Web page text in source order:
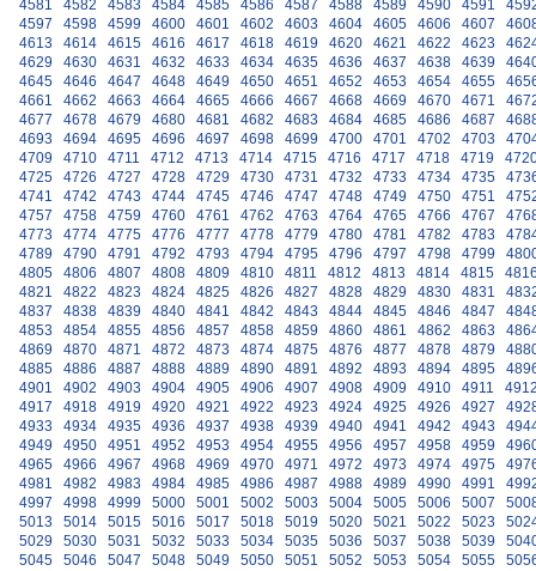
4581 4582 4583 4584 4585 4586 4587 4588 4589 4590 4591
4597
4598 4599 4600 4601 4602 4603 4604 4605 4606 4607
4613
4614 4615 4616 4617 4618 4619 4620 4621 4622 4623
4629
4630 4631 4632 4633 4634 4635 4636 4637 4638 4639
4645
4646 4647 4648 4649 4650 4651 4652 4653 4654 4655
4661
4662 4663 4664 4665 4666 4667 4668 4669 4670 4671
4677
4678 4679 4680 4681 4682 4683 4684 4685 4686 4687
4693
4694 4695 4696 4697 4698 4699 4700 4701 4702 4703
4709
4710 4711 4712 4713 4714 4715 4716 4717 4718 4719
4725
4726 4727 4728 4729 4730 4731 4732 4733 4734 4735
4741
4742 4743 4744 4745 4746 4747 4748 4749 4750 4751
4757
4758 4759 4760 4761 4762 4763 4764 4765 4766 4767
4773
4774 4775 4776 4777 4778 4779 4780 4781 4782 4783
4789
4790 4791 4792 4793 4794 4795 4796 4797 4798 4799
4805
4806 4807 4808 4809 4810 4811 4812 4813 4814 4815
4821
4822 4823 4824 4825 4826 4827 4828 4829 4830 4831
4837
4838 4839 4840 4841 4842 4843 4844 4845 4846 4847
4853
4854 4855 4856 4857 4858 4859 4860 4861 4862 4863
4869
4870 4871 4872 4873 4874 4875 4876 4877 4878 4879
4885
4886 4887 4888 4889 4890 4891 4892 4893 4894 4895
4901
4902 4903 4904 4905 4906 4907 4908 4909 4910 4911
4917
4918 4919 4920 4921 4922 4923 4924 4925 4926 4927
4933
4934 4935 4936 4937 4938 4939 4940 4941 4942 4943
4949
4950 4951 4952 4953 4954 4955 4956 4957 4958 4959
4965
4966 4967 4968 4969 4970 4971 4972 4973 4974 4975
4981
4982 4983 4984 4985 4986 4987 4988 4989 4990 4991
4997
4998 4999 5000 5001 5002 5003 5004 5005 5006 5007
5013
5014 5015 5016 5017 5018 5019 5020 5021 5022 5023
5029
5030 5031 5032 5033 5034 5035 5036 5037 5038 5039
5045
5046 5047 5048 5049 5050 5051 5052 5053 5054 5055